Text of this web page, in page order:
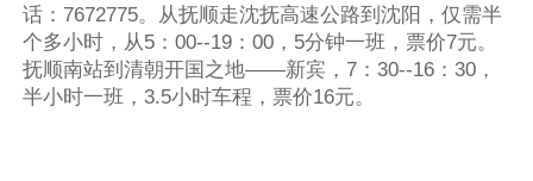
话：7672775。从抚顺走沈抚高速公路到沈阳，仅需半
个多小时，从5：00--19：00，5分钟一班，票价7元。
抚顺南站到清朝开国之地——新宾，7：30--16：30，
半小时一班，3.5小时车程，票价16元。